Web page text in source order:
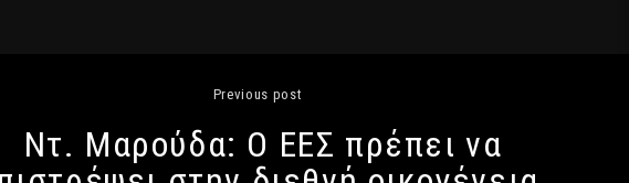
Previous post
Ντ. Μαρούδα: Ο ΕΕΣ πρέπει να